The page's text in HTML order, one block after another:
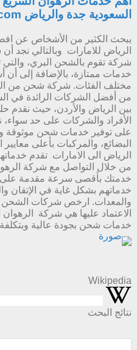
السعودية جدة والرياض alrahwanalssareh.com
يبحث الكثير من الأشخاص عن
الرياض للامارات وبالتالي نجد
شركة تقوم بالشحن البري،
خدمات ممتازة، بالإضافة إلى أن
مختلف الفئات. شركة شحن من
من أفضل الشركات الرائدة في
بين الرياض والأردن، حيث نقدم
الأفراد والشركات على حد
على توفير خدمات شحن موثوقة
البضائع، والمركبات بأعلى
الرياض الى الامارات تقدم
من خلال التواصل مع شركة
خدمتك بأقصى سرعة مقدمة على
خدماتهم بشكل غاية في الإتقان
والمعدات. ارخص شركات الشحن
الاعتماد عليها هي شركة
خدمات شحن بجودة عالية
Wikipedia
نتائج البحث